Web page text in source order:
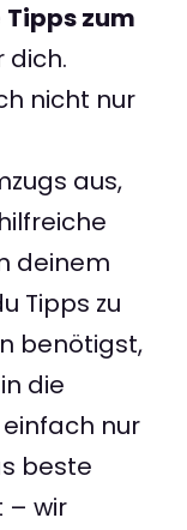
Tipps zum
dich.
nicht nur
aus,
deinem
Tipps zu
benötigst,
die
nur
beste
– wir